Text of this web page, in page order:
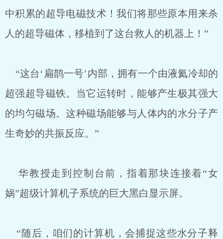
中积累的超导电磁技术！我们将那些原本用来杀
人的超导磁体，移植到了这台救人的机器上！”
“这台‘扁鹊一号’内部，拥有一个由液氦冷却的
超强超导磁铁。当它运转时，能够产生极其强大
的均匀磁场。这种磁场能够与人体内的水分子产
生奇妙的共振反应。”
华教授走到控制台前，指着那块连接着“女
娲”超级计算机子系统的巨大黑白显示屏。
“随后，咱们的计算机，会捕捉这些水分子释